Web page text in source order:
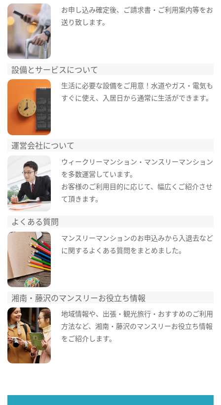
お申し込み確定後、ご請求書・ご利用案内等をお
送り致します。
設備とサービスについて
生活に必要な設備をご用意！水道やガス・電気も
すぐに使え、入居日から通常に生活ができます。
運営会社について
ウィークリーマンション・マンスリーマンション
を多数運営しています。
お客様のご利用目的に応じて、幅広くご紹介させ
て頂きます。
よくある質問
マンスリーマンションのお申込みから入退去など
に関するよくある質問をまとめました。
湘南・藤沢のマンスリーお役立ち情報
地域情報や、出張・観光旅行・おすすめのご利用
方法など、湘南・藤沢のマンスリーお役立ち情報
をご紹介します。